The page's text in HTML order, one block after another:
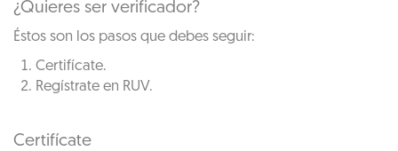
¿Quieres ser verificador?
Éstos son los pasos que debes seguir:
Certifícate.
Regístrate en RUV.
Certifícate